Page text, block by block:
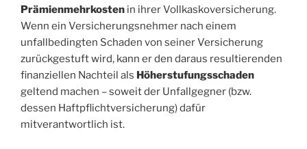
Prämienmehrkosten in ihrer Vollkaskoversicherung.
Wenn ein Versicherungsnehmer nach einem
unfallbedingten Schaden von seiner Versicherung
zurückgestuft wird, kann er den daraus resultierenden
finanziellen Nachteil als Höherstufungsschaden
geltend machen – soweit der Unfallgegner (bzw.
dessen Haftpflichtversicherung) dafür
mitverantwortlich ist.